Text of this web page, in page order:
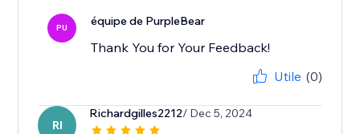
PU équipe de PurpleBear
Thank You for Your Feedback!
Utile (0)
RI
Richardgilles2212/ Dec 5, 2024